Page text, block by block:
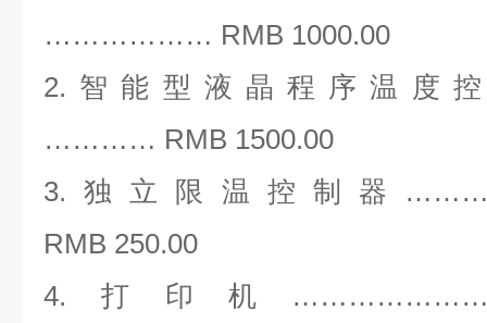
……………… RMB 1000.00
2.智能型液晶程序温度
………… RMB 1500.00
3.独立限温控制器
RMB 250.00
4.打印机